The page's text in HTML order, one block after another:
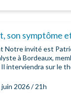
son symptôme
Notre invité est
à Bordeaux,
Il interviendra sur le
juin 2026 / 21h